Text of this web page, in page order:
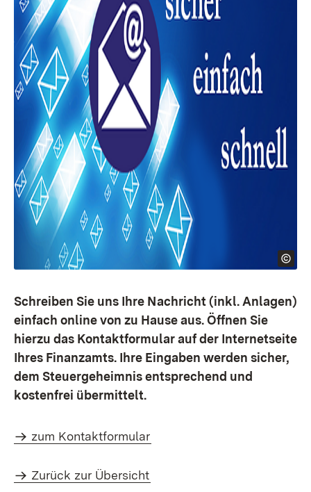
Schreiben Sie uns Ihre Nachricht (inkl. Anlagen)
einfach online von zu Hause aus. Öffnen Sie
hierzu das Kontaktformular auf der Internetseite
Ihres Finanzamts. Ihre Eingaben werden sicher,
dem Steuergeheimnis entsprechend und
kostenfrei übermittelt.
zum Kontaktformular
Zurück zur Übersicht